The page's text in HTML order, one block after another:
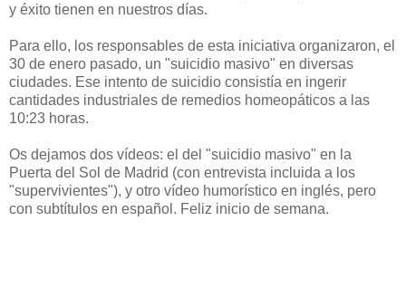
y éxito tienen en nuestros días.
Para ello, los responsables de esta iniciativa organizaron, el
30 de enero pasado, un "suicidio masivo" en diversas
ciudades. Ese intento de suicidio consistía en ingerir
cantidades industriales de remedios homeopáticos a las
10:23 horas.
Os dejamos dos vídeos: el del "suicidio masivo" en la
Puerta del Sol de Madrid (con entrevista incluida a los
"supervivientes"), y otro vídeo humorístico en inglés, pero
con subtítulos en español. Feliz inicio de semana.